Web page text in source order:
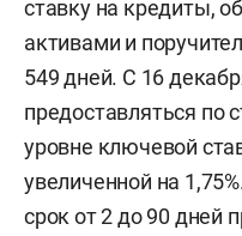
ставку на кредиты,
активами и
549 дней. С 16
предоставляться по
уровне ключевой
увеличенной на
срок от 2 до 90 дней